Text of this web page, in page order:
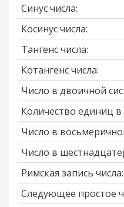
Синус числа:
Косинус числа:
Тангенс числа:
Котангенс числа:
Число в двоичной
Количество единиц
Число в
Число в
Римская запись числа:
Следующее простое